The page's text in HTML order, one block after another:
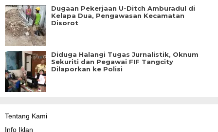
Dugaan Pekerjaan U-Ditch Amburadul di
Kelapa Dua, Pengawasan Kecamatan
Disorot
Diduga Halangi Tugas Jurnalistik, Oknum
Sekuriti dan Pegawai FIF Tangcity
Dilaporkan ke Polisi
Tentang Kami
Info Iklan